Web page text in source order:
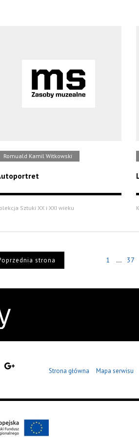
Romuald Kamil Witkowski
Sztuki XX i XXI wieku
strona 1 ... 37
Strona główna Mapa serwisu